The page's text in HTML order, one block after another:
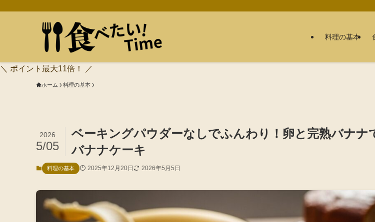
料理の基本
＼ ポイント最大11倍！ ／
ホーム 料理の基本
ベーキングパウダーなしでふんわり！卵と完熟バナナ
バナナケーキ
2026
5/05
料理の基本 2025年12月20日 2026年5月5日